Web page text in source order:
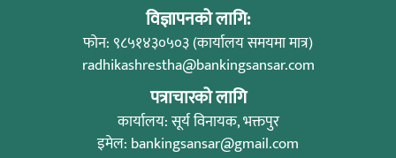
विज्ञापनको लागि:
फोन: ९८५१४३०५०३ (कार्यालय समयमा मात्र)
radhikashrestha@bankingsansar.com
पत्राचारको लागि
कार्यालय: सूर्य विनायक, भक्तपुर
इमेल: bankingsansar@gmail.com